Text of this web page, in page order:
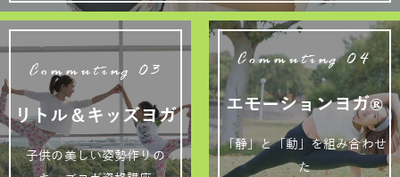
Commuting 03
リトル＆キッズヨガ
子供の美しい姿勢作りの
Commuting 04
エモーションヨガ®
「静」と「動」を組み合わせ
た